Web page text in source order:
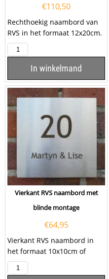
€110,50
Rechthoekig naambord van
RVS in het formaat 12x20cm.
U heeft de keuze uit een
staande of liggende...
In winkelmand
Vierkant RVS naambord met
blinde montage
€64,95
Vierkant RVS naambord in
het formaat 10x10cm of
15x15cm. Het naambord
wordt vervaardigd uit...